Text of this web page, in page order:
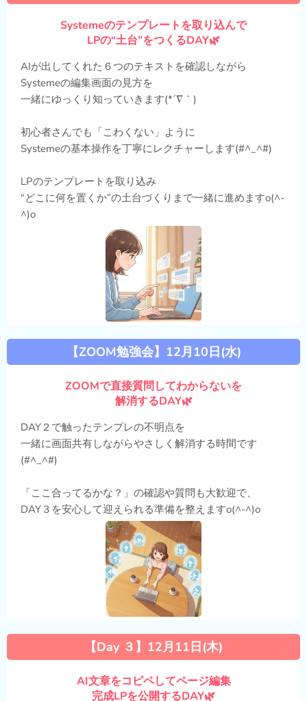
Systemeのテンプレートを取り込んで
LPの“土台”をつくるDAY🌿
AIが出してくれた６つのテキストを確認しながら
Systemeの編集画面の見方を
一緒にゆっくり知っていきます(*´∇｀)
初心者さんでも「こわくない」ように
Systemeの基本操作を丁寧にレクチャーします(#^_^#)
LPのテンプレートを取り込み
“どこに何を置くか”の土台づくりまで一緒に進めますo(^-
^)o
【ZOOM勉強会】12月10日(水)
ZOOMで直接質問してわからないを
解消するDAY🌿
DAY２で触ったテンプレの不明点を
一緒に画面共有しながらやさしく解消する時間です
(#^_^#)
「ここ合ってるかな？」の確認や質問も大歓迎で、
DAY３を安心して迎えられる準備を整えますo(^-^)o
【Day ３】12月11日(木)
AI文章をコピペしてページ編集
完成LPを公開するDAY🌿